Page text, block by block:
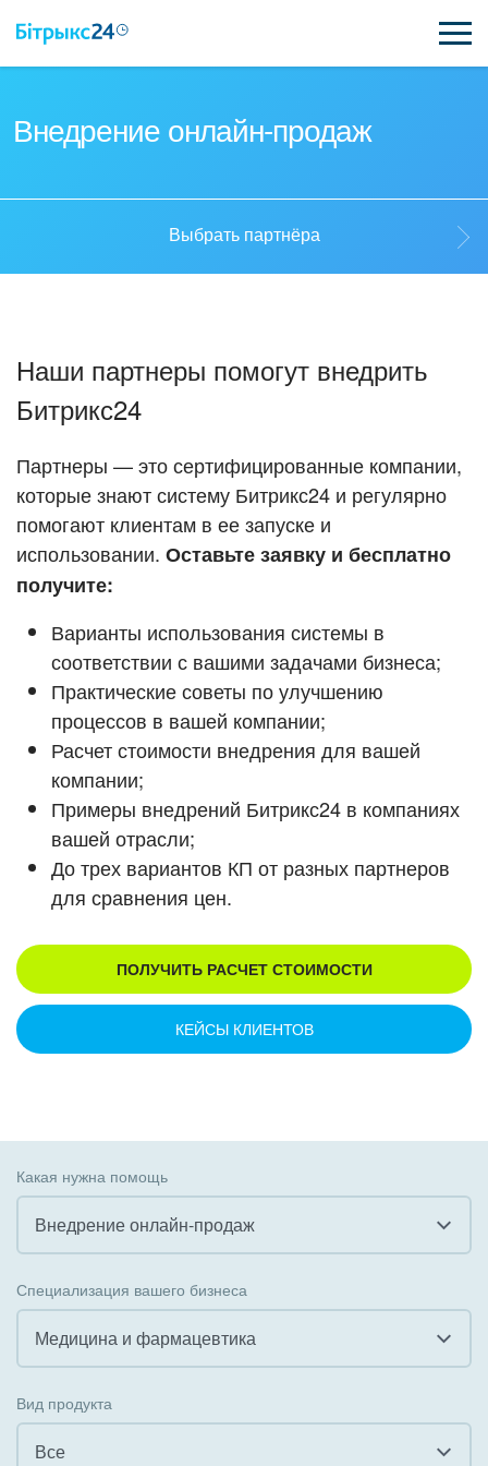
ПОДДЕРЖКА
ВХОД
ВХОД
Внедрение онлайн-продаж
Стать партнёром
Кейсы партнёров
Смотреть видеокейсы
Выбрать партнёра
Наши партнеры помогут внедрить
Битрикс24
Партнеры — это сертифицированные компании,
которые знают систему Битрикс24 и регулярно
помогают клиентам в ее запуске и
использовании. Оставьте заявку и бесплатно
получите:
Варианты использования системы в
соответствии с вашими задачами бизнеса;
Практические советы по улучшению
процессов в вашей компании;
Расчет стоимости внедрения для вашей
компании;
Примеры внедрений Битрикс24 в компаниях
вашей отрасли;
До трех вариантов КП от разных партнеров
для сравнения цен.
ПОЛУЧИТЬ РАСЧЕТ СТОИМОСТИ
КЕЙСЫ КЛИЕНТОВ
Какая нужна помощь
Внедрение онлайн-продаж
Внедрение КЭДО
Интеграция с 1С
Специализация вашего бизнеса
Медицина и фармацевтика
Вид продукта
Все